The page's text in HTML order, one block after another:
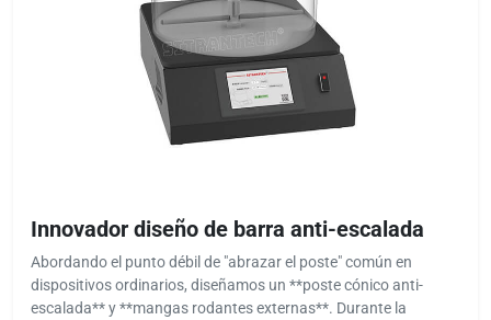
Innovador diseño de barra anti-escalada
Abordando el punto débil de "abrazar el poste" común en
dispositivos ordinarios, diseñamos un **poste cónico anti-
escalada** y **mangas rodantes externas**. Durante la